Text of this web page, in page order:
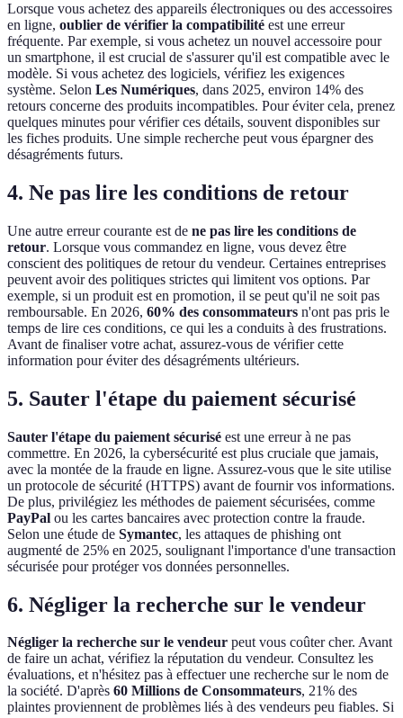
Lorsque vous achetez des appareils électroniques ou des accessoires
en ligne, oublier de vérifier la compatibilité est une erreur
fréquente. Par exemple, si vous achetez un nouvel accessoire pour
un smartphone, il est crucial de s'assurer qu'il est compatible avec le
modèle. Si vous achetez des logiciels, vérifiez les exigences
système. Selon Les Numériques, dans 2025, environ 14% des
retours concerne des produits incompatibles. Pour éviter cela, prenez
quelques minutes pour vérifier ces détails, souvent disponibles sur
les fiches produits. Une simple recherche peut vous épargner des
désagréments futurs.
4. Ne pas lire les conditions de retour
Une autre erreur courante est de ne pas lire les conditions de
retour. Lorsque vous commandez en ligne, vous devez être
conscient des politiques de retour du vendeur. Certaines entreprises
peuvent avoir des politiques strictes qui limitent vos options. Par
exemple, si un produit est en promotion, il se peut qu'il ne soit pas
remboursable. En 2026, 60% des consommateurs n'ont pas pris le
temps de lire ces conditions, ce qui les a conduits à des frustrations.
Avant de finaliser votre achat, assurez-vous de vérifier cette
information pour éviter des désagréments ultérieurs.
5. Sauter l'étape du paiement sécurisé
Sauter l'étape du paiement sécurisé est une erreur à ne pas
commettre. En 2026, la cybersécurité est plus cruciale que jamais,
avec la montée de la fraude en ligne. Assurez-vous que le site utilise
un protocole de sécurité (HTTPS) avant de fournir vos informations.
De plus, privilégiez les méthodes de paiement sécurisées, comme
PayPal ou les cartes bancaires avec protection contre la fraude.
Selon une étude de Symantec, les attaques de phishing ont
augmenté de 25% en 2025, soulignant l'importance d'une transaction
sécurisée pour protéger vos données personnelles.
6. Négliger la recherche sur le vendeur
Négliger la recherche sur le vendeur peut vous coûter cher. Avant
de faire un achat, vérifiez la réputation du vendeur. Consultez les
évaluations, et n'hésitez pas à effectuer une recherche sur le nom de
la société. D'après 60 Millions de Consommateurs, 21% des
plaintes proviennent de problèmes liés à des vendeurs peu fiables. Si